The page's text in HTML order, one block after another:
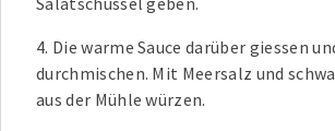
4. Die warme Sauce darüber giessen
durchmischen. Mit Meersalz und
aus der Mühle würzen.